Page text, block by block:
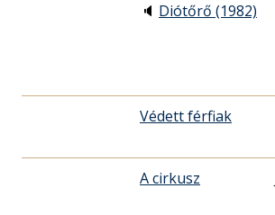
🔈 Diótőrő (1982)
Védett férfiak
A cirkusz